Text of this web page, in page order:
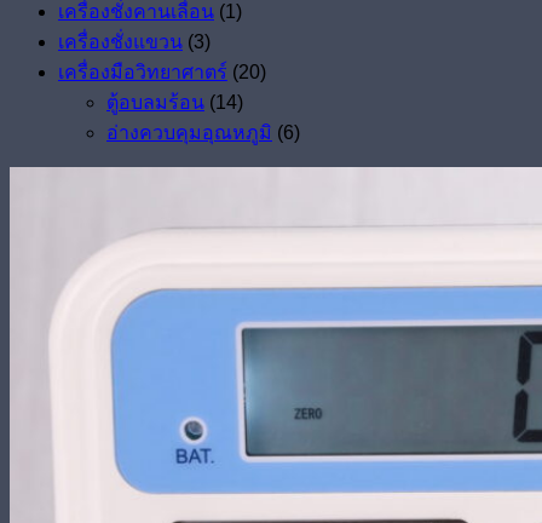
เครื่องชั่งคานเลื่อน (1)
เครื่องชั่งแขวน (3)
เครื่องมือวิทยาศาตร์ (20)
ตู้อบลมร้อน (14)
อ่างควบคุมอุณหภูมิ (6)